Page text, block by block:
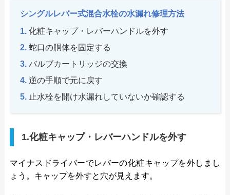
シングルレバー式混合水栓の水漏れ修理方法
化粧キャップ・レバーハンドルを外す
蛇口の胴体を固定する
バルブカートリッジの交換
逆の手順で元に戻す
止水栓を開け水漏れしていないか確認する
1.化粧キャップ・レバーハンドルを外す
マイナスドライバーでレバーの化粧キャップを外しまし
ょう。キャップを外すと穴が見えます。